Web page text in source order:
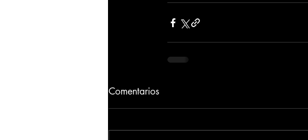
Comentarios